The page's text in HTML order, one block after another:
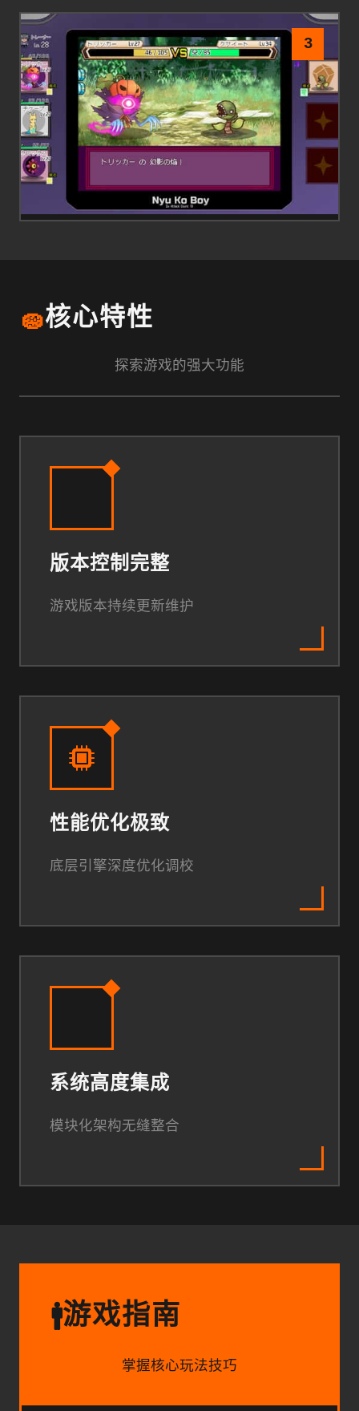
3
🧽核心特性
探索游戏的强大功能
版本控制完整
游戏版本持续更新维护
性能优化极致
底层引擎深度优化调校
系统高度集成
模块化架构无缝整合
🚹游戏指南
掌握核心玩法技巧